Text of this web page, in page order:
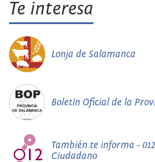
Te interesa
Lonja de Salamanca
Boletín Oficial de la
También te informa -
Ciudadano